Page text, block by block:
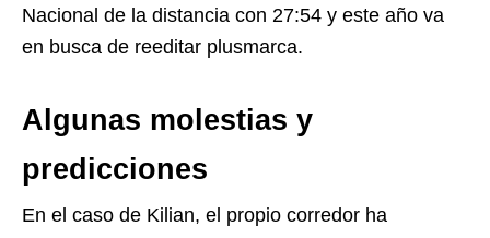
Nacional de la distancia con 27:54 y este año va
en busca de reeditar plusmarca.
Algunas molestias y
predicciones
En el caso de Kilian, el propio corredor ha